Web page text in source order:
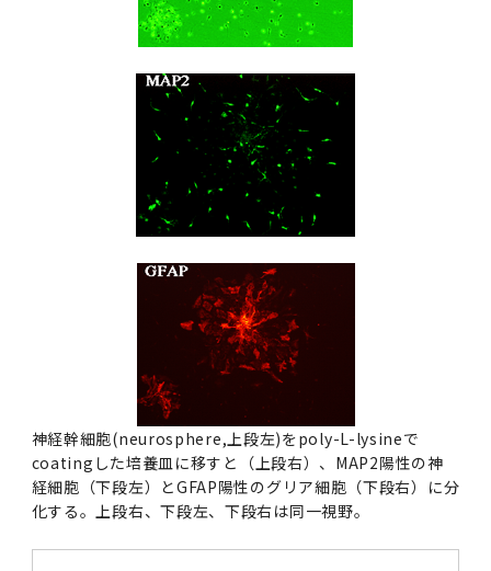
企業活動と医療機関等の透明性ガイドライン
2013年 （PDF：6.4MB）
科目評価（旧 科目別アンケート）
教学IR 業績・活動
アクティブラーニング教室・情報検索室
情報システムポータル
お茶の水医学雑誌
神経幹細胞(neurosphere,上段左)をpoly-L-lysineで
coatingした培養皿に移すと（上段右）、MAP2陽性の神
経細胞（下段左）とGFAP陽性のグリア細胞（下段右）に分
化する。上段右、下段左、下段右は同一視野。